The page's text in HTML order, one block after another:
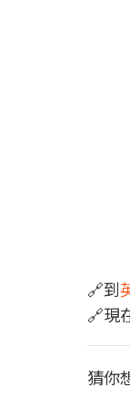
🔗到
🔗現
猜你